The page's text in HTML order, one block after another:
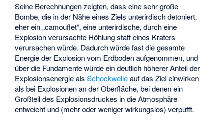
Seine Berechnungen zeigten, dass eine sehr große
Bombe, die in der Nähe eines Ziels unterirdisch detoniert,
eher ein „camouflet“, eine unterirdische, durch eine
Explosion verursachte Höhlung statt eines Kraters
verursachen würde. Dadurch würde fast die gesamte
Energie der Explosion vom Erdboden aufgenommen, und
über die Fundamente würde ein deutlich höherer Anteil der
Explosionsenergie alsSchockwelleauf das Ziel einwirken
als bei Explosionen an der Oberfläche, bei denen ein
Großteil des Explosionsdruckes in die Atmosphäre
entweicht und (mehr oder weniger wirkungslos) verpufft.